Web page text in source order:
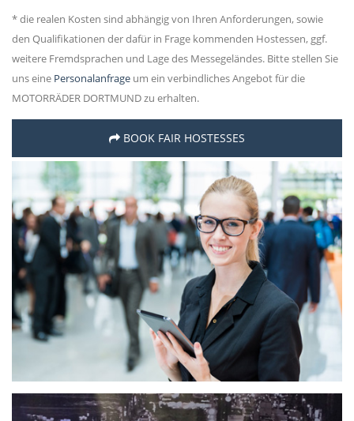
* die realen Kosten sind abhängig von Ihren Anforderungen, sowie
den Qualifikationen der dafür in Frage kommenden Hostessen, ggf.
weitere Fremdsprachen und Lage des Messegeländes. Bitte stellen Sie
uns eine Personalanfrage um ein verbindliches Angebot für die
MOTORRÄDER DORTMUND zu erhalten.
BOOK FAIR HOSTESSES